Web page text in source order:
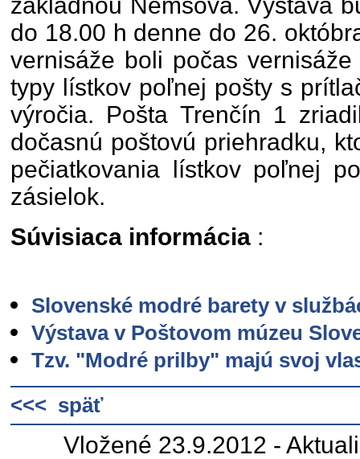
do 18.00 h denne do 26.
vernisáže boli počas
typy lístkov poľnej pošty s
výročia. Pošta Trenčín 1
dočasnú poštovú priehradku,
pečiatkovania lístkov poľnej
zásielok.
Súvisiaca informácia :
Slovenské modré barety v
Výstava v Poštovom múzeu
Tzv. "Modré prilby" majú svoj
<<< späť
Vložené 23.9.2012 -